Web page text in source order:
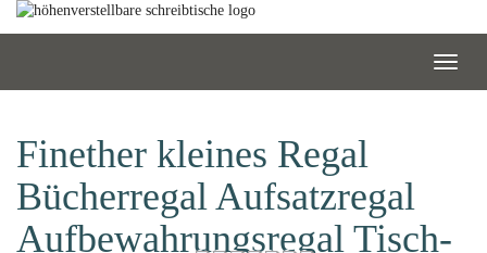
Skip
to
Finether kleines Regal
Bücherregal Aufsatzregal
Aufbewahrungsregal Tisch-